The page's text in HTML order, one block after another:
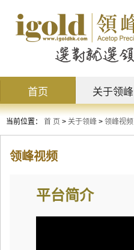
首页 关于领峰
当前位置： 首 页 > 关于领峰 > 领峰视频
领峰视频
平台简介